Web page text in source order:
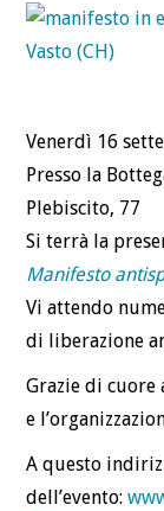
BLOG
Venerdì 16
Presso la
Plebiscito, 77
Si terrà la
Manifesto
Vi attendo
di liberazione
Grazie di cuore
e
A questo
dell’evento: